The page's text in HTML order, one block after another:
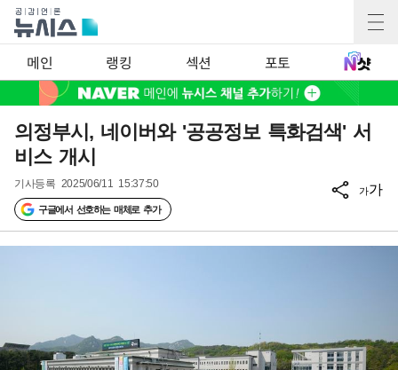
메인 랭킹 섹션 포토
의정부시, 네이버와 '공공정보 특화검색' 서
비스 개시
기사등록 2025/06/11 15:37:50
구글에서 선호하는 매체로 추가
가가